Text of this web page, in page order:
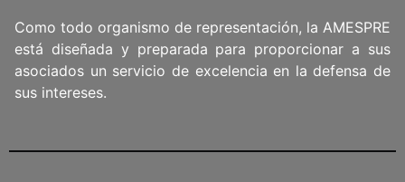
Como todo organismo de representación, la AMESPRE
está diseñada y preparada para proporcionar a sus
asociados un servicio de excelencia en la defensa de
sus intereses.